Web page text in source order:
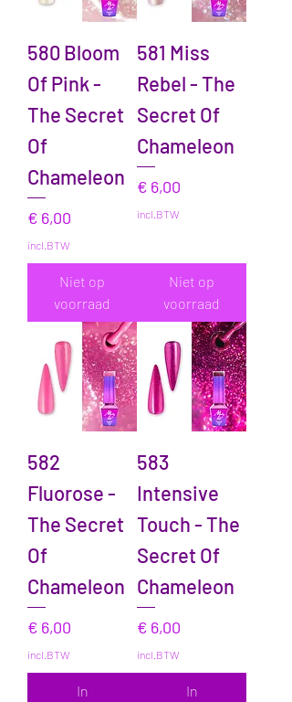
580 Bloom
Of Pink -
The Secret
Of
Chameleon
Prijs
€ 6,00
incl.BTW
Niet op
voorraad
581 Miss
Rebel - The
Secret Of
Chameleon
Prijs
€ 6,00
incl.BTW
Niet op
voorraad
582
Fluorose -
The Secret
Of
Chameleon
Prijs
€ 6,00
incl.BTW
In
583
Intensive
Touch - The
Secret Of
Chameleon
Prijs
€ 6,00
incl.BTW
In